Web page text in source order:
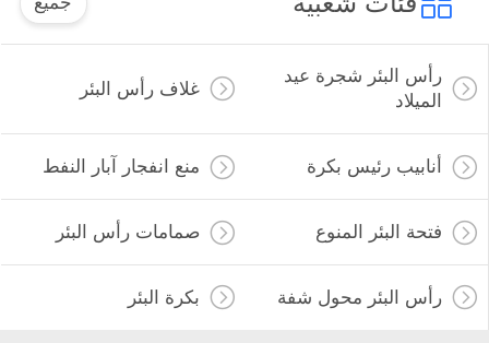
رأس البئر شجرة عيد
الميلاد
غلاف رأس البئر
أنابيب رئيس بكرة منع انفجار آبار النفط
فتحة البئر المنوع صمامات رأس البئر
رأس البئر محول شفة بكرة البئر